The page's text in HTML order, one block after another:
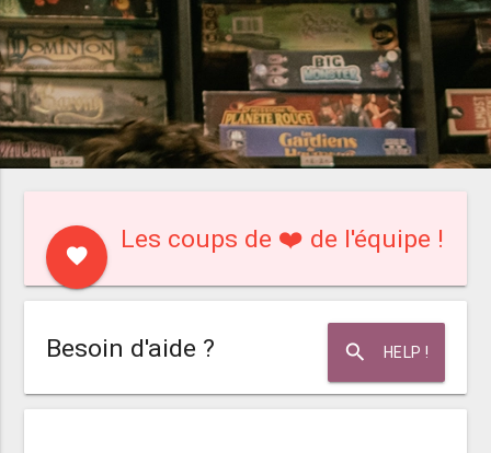
favorite
Les coups de ❤️ de l'équipe !
search HELP !
Besoin d'aide ?